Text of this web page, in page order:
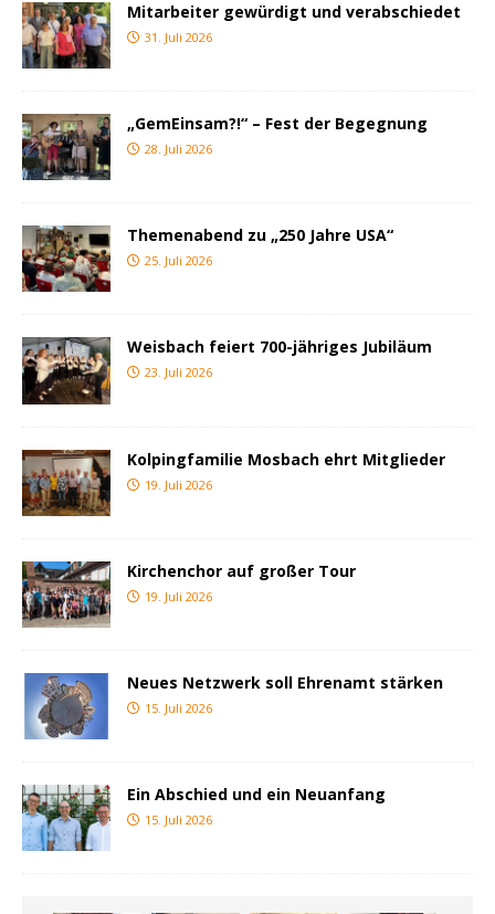
Mitarbeiter gewürdigt und verabschiedet
31. Juli 2026
„GemEinsam?!“ – Fest der Begegnung
28. Juli 2026
Themenabend zu „250 Jahre USA“
25. Juli 2026
Weisbach feiert 700-jähriges Jubiläum
23. Juli 2026
Kolpingfamilie Mosbach ehrt Mitglieder
19. Juli 2026
Kirchenchor auf großer Tour
19. Juli 2026
Neues Netzwerk soll Ehrenamt stärken
15. Juli 2026
Ein Abschied und ein Neuanfang
15. Juli 2026